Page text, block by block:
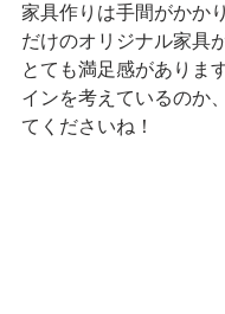
家具作りは手間がかか
だけのオリジナル家具
とても満足感がありま
インを考えているのか
てくださいね！